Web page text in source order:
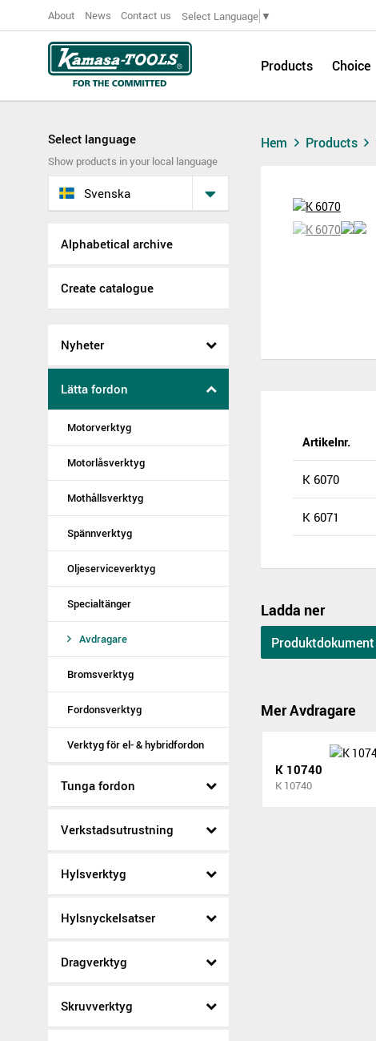
About News Contact us Select Language ▼
Products Choice
Select language
Show products in your local language
Svenska
Alphabetical archive
Create catalogue
Nyheter
Lätta fordon
Motorverktyg
Motorlåsverktyg
Mothållsverktyg
Spännverktyg
Oljeserviceverktyg
Specialtänger
Avdragare
Bromsverktyg
Fordonsverktyg
Verktyg för el- & hybridfordon
Tunga fordon
Verkstadsutrustning
Hylsverktyg
Hylsnyckelsatser
Dragverktyg
Skruvverktyg
Hem Products
Artikelnr.
K 6070
K 6071
Ladda ner
Produktdokument
Mer Avdragare
K 10740
K 10740